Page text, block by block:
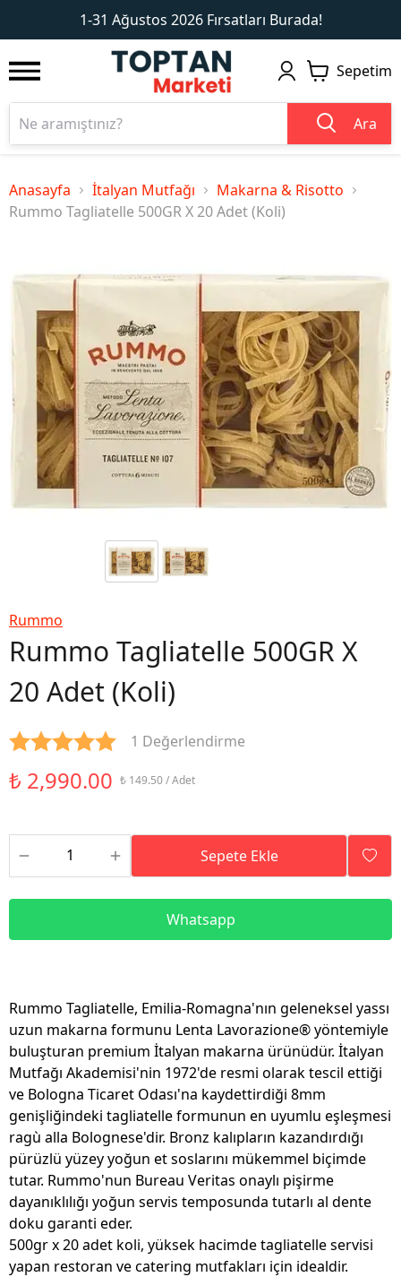
1-31 Ağustos 2026 Fırsatları Burada!
1 2
Sepetim
Ara
Anasayfa İtalyan Mutfağı
Makarna & Risotto
Rummo Tagliatelle 500GR X 20 Adet (Koli)
Rummo
Rummo Tagliatelle 500GR X
20 Adet (Koli)
1 Değerlendirme
₺ 2,990.00 ₺ 149.50 / Adet
Sepete Ekle
Whatsapp
Rummo Tagliatelle, Emilia-Romagna'nın geleneksel yassı
uzun makarna formunu Lenta Lavorazione® yöntemiyle
buluşturan premium İtalyan makarna ürünüdür. İtalyan
Mutfağı Akademisi'nin 1972'de resmi olarak tescil ettiği
ve Bologna Ticaret Odası'na kaydettirdiği 8mm
genişliğindeki tagliatelle formunun en uyumlu eşleşmesi
ragù alla Bolognese'dir. Bronz kalıpların kazandırdığı
pürüzlü yüzey yoğun et soslarını mükemmel biçimde
tutar. Rummo'nun Bureau Veritas onaylı pişirme
dayanıklılığı yoğun servis temposunda tutarlı al dente
doku garanti eder.
500gr x 20 adet koli, yüksek hacimde tagliatelle servisi
yapan restoran ve catering mutfakları için idealdir.